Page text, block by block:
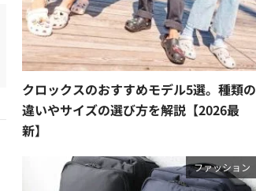
クロックスのおすすめモデル5選。種類の
違いやサイズの選び方を解説【2026最
新】
ファッション